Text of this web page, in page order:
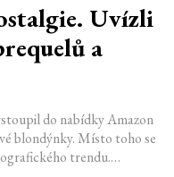
Uvízli
a
do nabídky Amazon
blondýnky. Místo toho se
trendu.